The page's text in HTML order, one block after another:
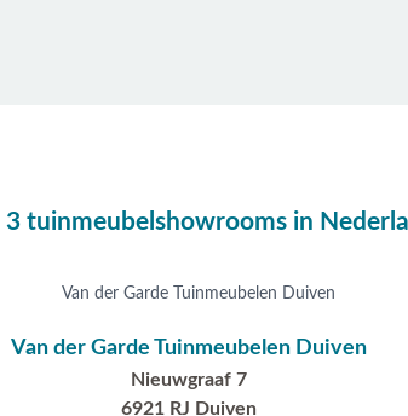
3 tuinmeubelshowrooms in
Van der Garde Tuinmeubelen Duiven
Nieuwgraaf 7
6921 RJ Duiven